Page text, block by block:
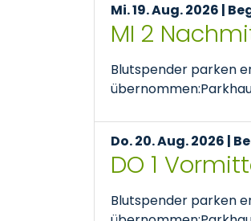
Mi. 19. Aug. 2026 |
MI 2
Blutspender parken
Do. 20. Aug. 2026 |
DO 1
Blutspender parken